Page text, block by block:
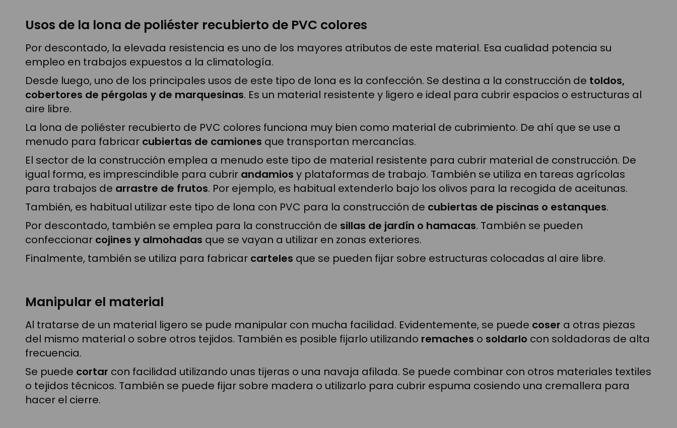
Usos de la lona de poliéster recubierto de PVC colores
Por descontado, la elevada resistencia es uno de los mayores atributos de este material. Esa cualidad potencia su
empleo en trabajos expuestos a la climatología.
Desde luego, uno de los principales usos de este tipo de lona es la confección. Se destina a la construcción de toldos,
cobertores de pérgolas y de marquesinas. Es un material resistente y ligero e ideal para cubrir espacios o estructuras al
aire libre.
La lona de poliéster recubierto de PVC colores funciona muy bien como material de cubrimiento. De ahí que se use a
menudo para fabricar cubiertas de camiones que transportan mercancías.
El sector de la construcción emplea a menudo este tipo de material resistente para cubrir material de construcción. De
igual forma, es imprescindible para cubrir andamios y plataformas de trabajo. También se utiliza en tareas agrícolas
para trabajos de arrastre de frutos. Por ejemplo, es habitual extenderlo bajo los olivos para la recogida de aceitunas.
También, es habitual utilizar este tipo de lona con PVC para la construcción de cubiertas de piscinas o estanques.
Por descontado, también se emplea para la construcción de sillas de jardín o hamacas. También se pueden
confeccionar cojines y almohadas que se vayan a utilizar en zonas exteriores.
Finalmente, también se utiliza para fabricar carteles que se pueden fijar sobre estructuras colocadas al aire libre.
Manipular el material
Al tratarse de un material ligero se pude manipular con mucha facilidad. Evidentemente, se puede coser a otras piezas
del mismo material o sobre otros tejidos. También es posible fijarlo utilizando remaches o soldarlo con soldadoras de alta
frecuencia.
Se puede cortar con facilidad utilizando unas tijeras o una navaja afilada. Se puede combinar con otros materiales textiles
o tejidos técnicos. También se puede fijar sobre madera o utilizarlo para cubrir espuma cosiendo una cremallera para
hacer el cierre.